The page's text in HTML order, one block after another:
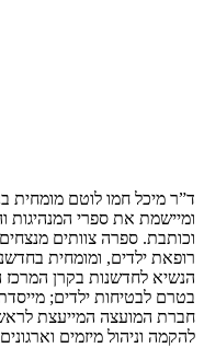
ד”ר מיכל חמו לוטם מומחית
ומיישמת את ספרי המנהיגות
וכותבת. ספרה צוותים
רופאת ילדים, ומומחית
הנשיא לחדשנות בקרן המרכז
בטרם לבטיחות ילדים;
חברת המועצה המייעצת
להקמה וניהול מיזמים